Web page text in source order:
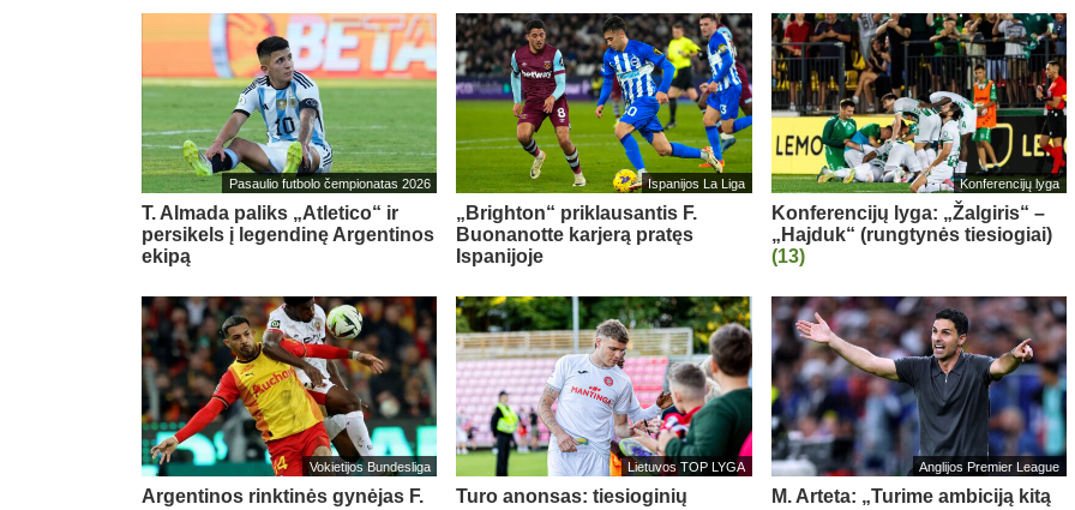
Pasaulio futbolo čempionatas 2026
T. Almada paliks „Atletico“ ir
persikels į legendinę Argentinos
ekipą
Ispanijos La Liga
„Brighton“ priklausantis F.
Buonanotte karjerą pratęs
Ispanijoje
Konferencijų lyga
Konferencijų lyga: „Žalgiris“ –
„Hajduk“ (rungtynės tiesiogiai)
(13)
Vokietijos Bundesliga
Argentinos rinktinės gynėjas F.
Lietuvos TOP LYGA
Turo anonsas: tiesioginių
Anglijos Premier League
M. Arteta: „Turime ambiciją kitą